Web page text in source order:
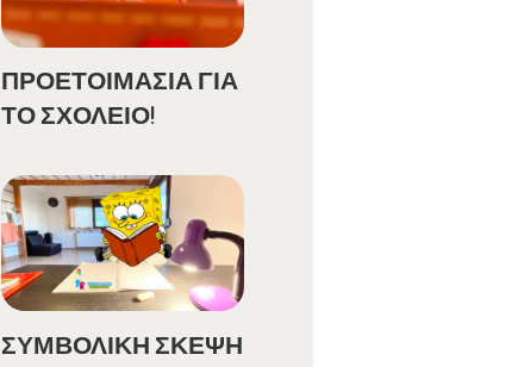
ΠΡΟΕΤΟΙΜΑΣΙΑ ΓΙΑ
ΤΟ ΣΧΟΛΕΙΟ!
ΣΥΜΒΟΛΙΚΗ ΣΚΕΨΗ